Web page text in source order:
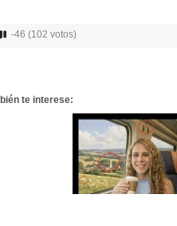
-46 (102 votos)
te interese: